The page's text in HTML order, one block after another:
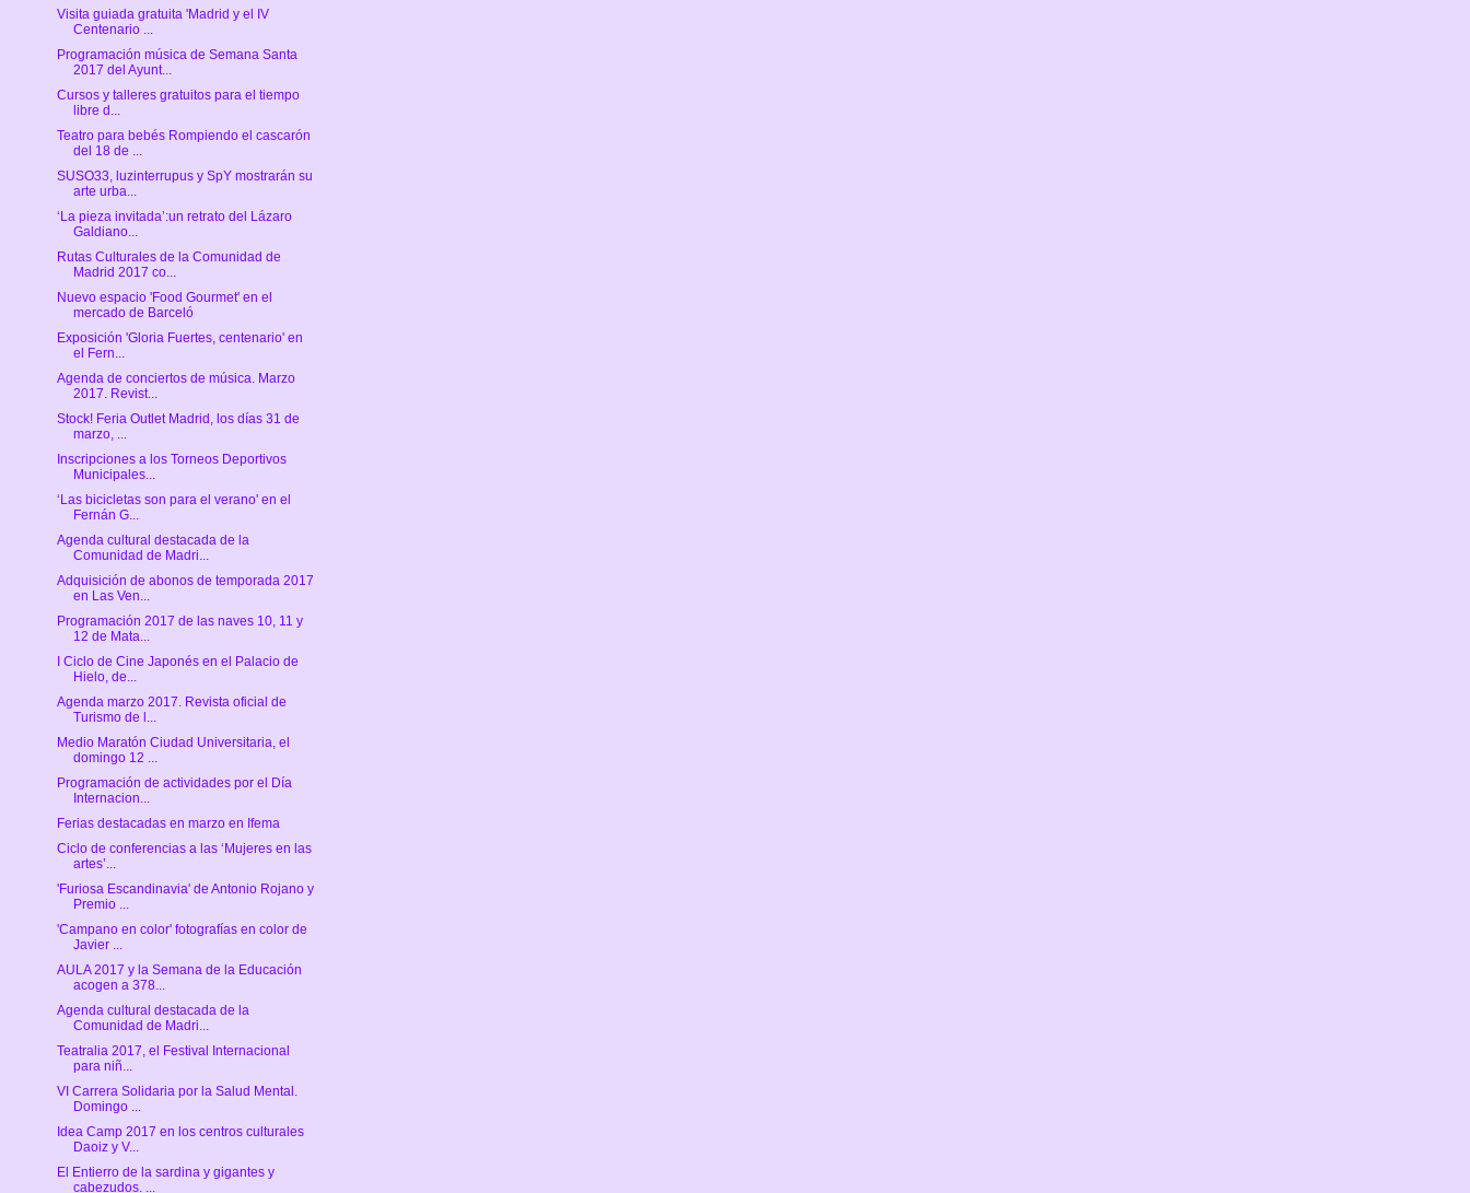
Visita guiada gratuita 'Madrid y el IV
Centenario ...
Programación música de Semana Santa
2017 del Ayunt...
Cursos y talleres gratuitos para el tiempo
libre d...
Teatro para bebés Rompiendo el cascarón
del 18 de ...
SUSO33, luzinterrupus y SpY mostrarán su
arte urba...
‘La pieza invitada’:un retrato del Lázaro
Galdiano...
Rutas Culturales de la Comunidad de
Madrid 2017 co...
Nuevo espacio 'Food Gourmet' en el
mercado de Barceló
Exposición 'Gloria Fuertes, centenario' en
el Fern...
Agenda de conciertos de música. Marzo
2017. Revist...
Stock! Feria Outlet Madrid, los días 31 de
marzo, ...
Inscripciones a los Torneos Deportivos
Municipales...
‘Las bicicletas son para el verano' en el
Fernán G...
Agenda cultural destacada de la
Comunidad de Madri...
Adquisición de abonos de temporada 2017
en Las Ven...
Programación 2017 de las naves 10, 11 y
12 de Mata...
I Ciclo de Cine Japonés en el Palacio de
Hielo, de...
Agenda marzo 2017. Revista oficial de
Turismo de l...
Medio Maratón Ciudad Universitaria, el
domingo 12 ...
Programación de actividades por el Día
Internacion...
Ferias destacadas en marzo en Ifema
Ciclo de conferencias a las ‘Mujeres en las
artes’...
'Furiosa Escandinavia' de Antonio Rojano y
Premio ...
'Campano en color' fotografías en color de
Javier ...
AULA 2017 y la Semana de la Educación
acogen a 378...
Agenda cultural destacada de la
Comunidad de Madri...
Teatralia 2017, el Festival Internacional
para niñ...
VI Carrera Solidaria por la Salud Mental.
Domingo ...
Idea Camp 2017 en los centros culturales
Daoiz y V...
El Entierro de la sardina y gigantes y
cabezudos. ...